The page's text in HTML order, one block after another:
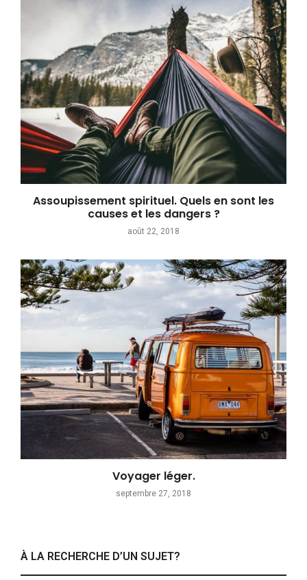
Assoupissement spirituel. Quels en sont les
causes et les dangers ?
août 22, 2018
Voyager léger.
septembre 27, 2018
À LA RECHERCHE D’UN SUJET?